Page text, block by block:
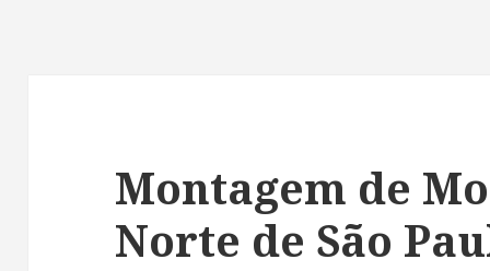
Montagem de
Norte de São